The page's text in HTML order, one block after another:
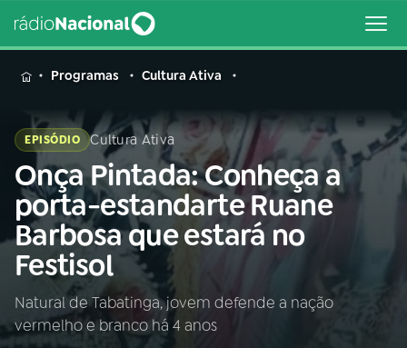
MENU
Buscar
na
Rádio
Nacional
Buscar
01 INÍCIO
Programas Cultura Ativa
EPISÓDIO Cultura Ativa
Onça Pintada: Conheça a
porta-estandarte Ruane
Barbosa que estará no
Festisol
Natural de Tabatinga, jovem defende a nação
vermelho e branco há 4 anos